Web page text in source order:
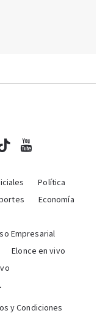
Política
Economía
Empresarial
Elonce en vivo
y Condiciones